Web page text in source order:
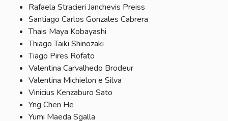
Rafaela Stracieri Janchevis Preiss
Santiago Carlos Gonzales Cabrera
Thais Maya Kobayashi
Thiago Taiki Shinozaki
Tiago Pires Rofato
Valentina Carvalhedo Brodeur
Valentina Michielon e Silva
Vinicius Kenzaburo Sato
Yng Chen He
Yumi Maeda Sgalla